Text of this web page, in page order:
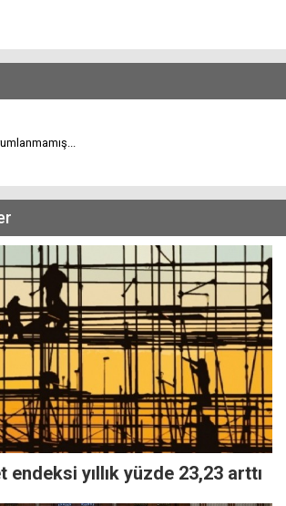
endeksi yıllık yüzde 23,23 arttı